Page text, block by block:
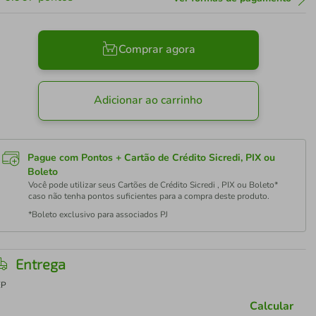
Comprar agora
Adicionar ao carrinho
Pague com Pontos + Cartão de Crédito Sicredi, PIX ou
Boleto
Você pode utilizar seus Cartões de Crédito Sicredi , PIX ou Boleto*
caso não tenha pontos suficientes para a compra deste produto.
*Boleto exclusivo para associados PJ
Entrega
Calcular